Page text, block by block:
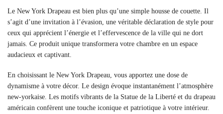
Le New York Drapeau est bien plus qu’une simple housse de couette. Il
s’agit d’une invitation à l’évasion, une véritable déclaration de style pour
ceux qui apprécient l’énergie et l’effervescence de la ville qui ne dort
jamais. Ce produit unique transformera votre chambre en un espace
audacieux et captivant.
En choisissant le New York Drapeau, vous apportez une dose de
dynamisme à votre décor. Le design évoque instantanément l’atmosphère
new-yorkaise. Les motifs vibrants de la Statue de la Liberté et du drapeau
américain confèrent une touche iconique et patriotique à votre intérieur.